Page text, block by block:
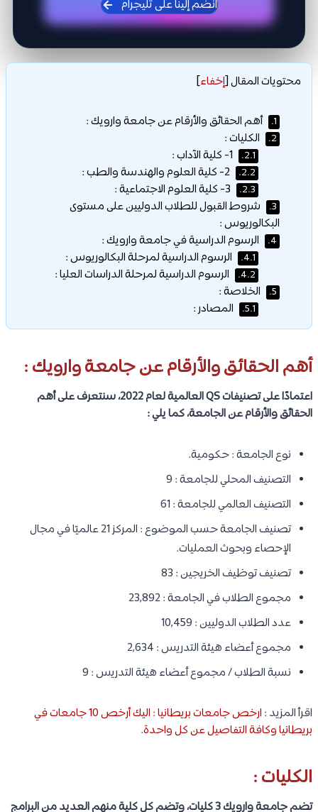
انضم إلينا على تليجرام
محتويات المقال[إخفاء]
1. أهم الحقائق والأرقام عن جامعة وارويك :
2. الكليات :
2.1.
2.2.
2.3.
3.
شروط القبول للطلاب الدوليين على مستوى
البكالوريوس :
4. الرسوم الدراسية في جامعة وارويك :
4.1. الرسوم الدراسية لمرحلة البكالوريوس :
4.2. الرسوم الدراسية لمرحلة الدراسات العليا :
5. الخلاصة :
5.1. المصادر :
أهم الحقائق والأرقام عن جامعة وارويك :
اعتمادًا على تصنيفات QS العالمية لعام 2022، سنتعرف على أهم
الحقائق والأرقام عن الجامعة، كما يلي :
نوع الجامعة : حكومية.
التصنيف المحلي للجامعة : 9
التصنيف العالمي للجامعة : 61
تصنيف الجامعة حسب الموضوع : المركز 21 عالميًا في مجال
الإحصاء وبحوث العمليات.
تصنيف توظيف الخريجين : 83
مجموع الطلاب في الجامعة : 23,892
عدد الطلاب الدوليين : 10,459
مجموع أعضاء هيئة التدريس : 2,634
نسبة الطلاب / مجموع أعضاء هيئة التدريس : 9
اقرأ المزيد :
ارخص جامعات بريطانيا : اليك أرخص 10 جامعات في
بريطانيا وكافة التفاصيل عن كل واحدة.
الكليات :
تضم جامعة وارويك 3 كليات، وتضم كل كلية منهم العديد من البرامج